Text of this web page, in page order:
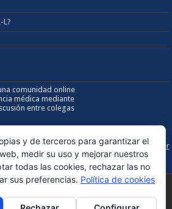
L?
comunidad online
médica mediante
entre colegas
Sobre los Derechos de Autor / Disclaimer
PIEL Latinoamericana. Todos los derechos
y de terceros para garantizar el
medir su uso y mejorar nuestros
todas las cookies, rechazar las no
sus preferencias. Política de cookies